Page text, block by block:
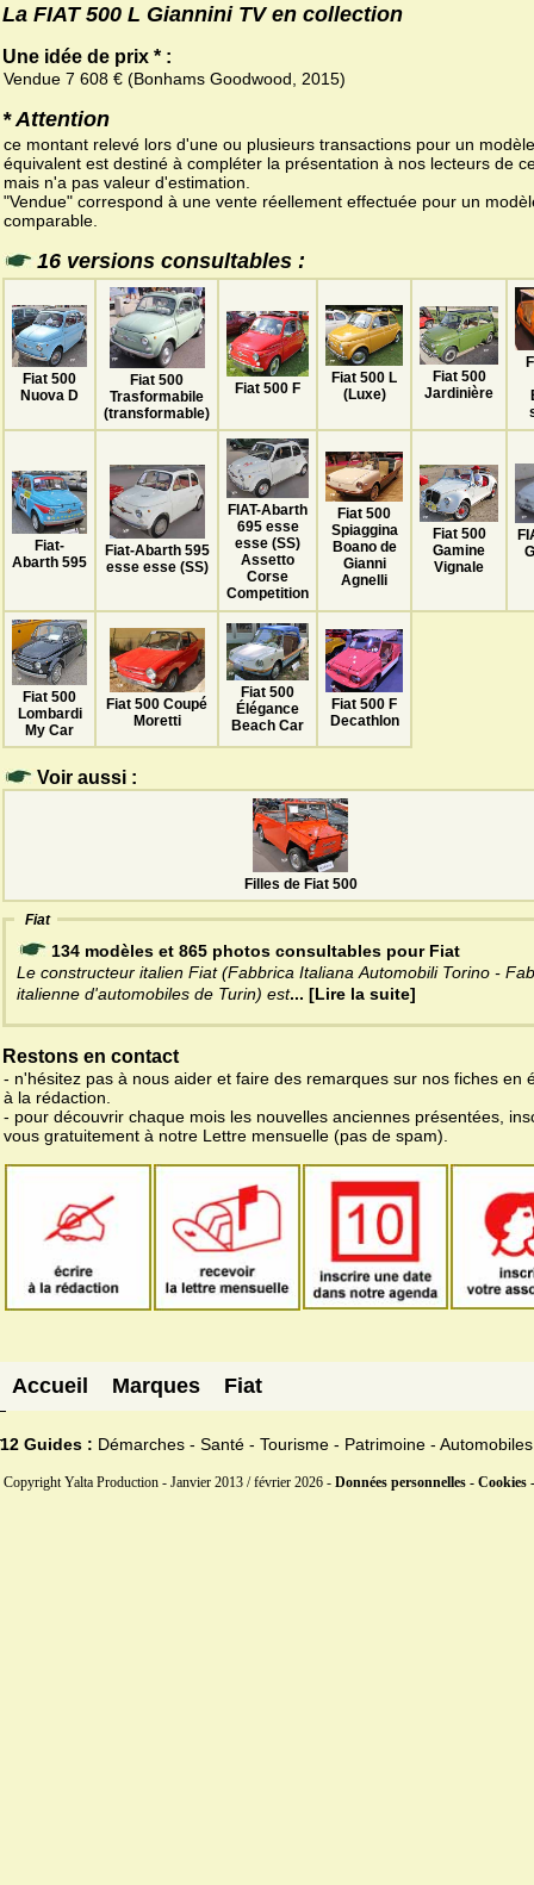
La FIAT 500 L Giannini TV en collection
Une idée de prix * :
Vendue 7 608 € (Bonhams Goodwood, 2015)
* Attention
ce montant relevé lors d'une ou plusieurs transactions pour un modèle
équivalent est destiné à compléter la présentation à nos lecteurs de
mais n'a pas valeur d'estimation.
"Vendue" correspond à une vente réellement effectuée pour un
comparable.
16 versions consultables :
Fiat 500
Nuova D
Fiat 500
Trasformabile
(transformable)
Fiat 500 F
Fiat 500 L
(Luxe)
Fiat 500
Jardinière
Fiat-
Abarth 595
Fiat-Abarth 595
esse esse (SS)
FIAT-Abarth
695 esse
esse (SS)
Assetto
Corse
Competition
Fiat 500
Spiaggina
Boano de
Gianni
Agnelli
Fiat 500
Gamine
Vignale
Fiat 500
Lombardi
My Car
Fiat 500 Coupé
Moretti
Fiat 500
Élégance
Beach Car
Fiat 500 F
Decathlon
Voir aussi :
Filles de Fiat 500
Fiat
134 modèles et 865 photos consultables pour Fiat
Le constructeur italien Fiat (Fabbrica Italiana Automobili Torino -
italienne d'automobiles de Turin) est... [Lire la suite]
Restons en contact
- n'hésitez pas à nous aider et faire des remarques sur nos fiches en
à la rédaction.
- pour découvrir chaque mois les nouvelles anciennes présentées,
vous gratuitement à notre Lettre mensuelle (pas de spam).
Accueil Marques Fiat
12 Guides : Démarches - Santé - Tourisme - Patrimoine - Automobiles
Copyright Yalta Production - Janvier 2013 / février 2026 - Données personnelles - Cookies